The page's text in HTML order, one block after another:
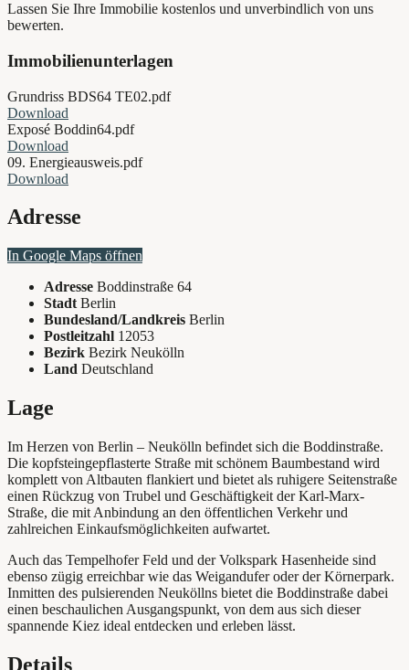
Lassen Sie Ihre Immobilie kostenlos und unverbindlich von uns
bewerten.
Immobilienunterlagen
Grundriss BDS64 TE02.pdf
Download
Exposé Boddin64.pdf
Download
09. Energieausweis.pdf
Download
Adresse
In Google Maps öffnen
Adresse Boddinstraße 64
Stadt Berlin
Bundesland/Landkreis Berlin
Postleitzahl 12053
Bezirk Bezirk Neukölln
Land Deutschland
Lage
Im Herzen von Berlin – Neukölln befindet sich die Boddinstraße.
Die kopfsteingepflasterte Straße mit schönem Baumbestand wird
komplett von Altbauten flankiert und bietet als ruhigere Seitenstraße
einen Rückzug von Trubel und Geschäftigkeit der Karl-Marx-
Straße, die mit Anbindung an den öffentlichen Verkehr und
zahlreichen Einkaufsmöglichkeiten aufwartet.
Auch das Tempelhofer Feld und der Volkspark Hasenheide sind
ebenso zügig erreichbar wie das Weigandufer oder der Körnerpark.
Inmitten des pulsierenden Neuköllns bietet die Boddinstraße dabei
einen beschaulichen Ausgangspunkt, von dem aus sich dieser
spannende Kiez ideal entdecken und erleben lässt.
Details